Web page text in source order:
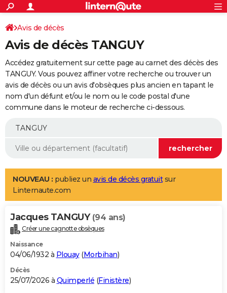
ACTUALITÉS
Politique
Société
Faits Divers
Education
Monde
Villes
+
SPORT
Coupe du monde 2026
Football
Tennis
Cyclisme
Rugby
Forum
Programme TV
TNT
Streaming
Cinéma
Sorties cinéma
Musique
+FINANCE
Retraite
Epargne
Immobilier
Risques naturels par ville
Banque
Assurance
AUTO
Essais
Réserver un essai
Citadines
Berlines
SUV
Forum auto
+
Mobiles
Meilleur smartphone
Internet
Ordinateurs
Jeux vidéo
Guide high-tech
Aménagement intérieur
LIFESTYLE
Art de vivre
Bien-être
Loisirs
Mode
Modes de vie
Alimentation
Guide de la santé
Maladies
Médicaments
Sommeil
VOYAGE
Destinations
City break
Voyage nature
Voyage de noces
Forum
Climat
+PHOTO
GUIDES D'ACHAT
BONS PLANS
Avis de décès
Avis de décès TANGUY
Accédez gratuitement sur cette page au carnet des décès des
TANGUY. Vous pouvez affiner votre recherche ou trouver un
avis de décès ou un avis d'obsèques plus ancien en tapant le
nom d'un défunt et/ou le nom ou le code postal d'une
commune dans le moteur de recherche ci-dessous.
NOUVEAU : publiez un avis de décès gratuitsur
Linternaute.com
Jacques TANGUY (94 ans)
Créer une cagnotte obsèques
Naissance
04/06/1932 à Plouay(Morbihan)
Décès
25/07/2026 à Quimperlé (Finistère)